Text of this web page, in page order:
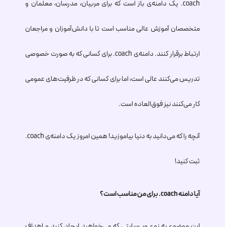
.coach یک دامنه‌ی باز است که برای مربیان، مدرسان، معلمان و
متخصصان آموزش عالی مناسب است تا با دانش‌آموزان و مراجعان
ارتباط برقرار کنند. دامنه‌ی .coachبرای کسانی که به صورت خصوصی
تدریس می‌کنند عالی است، اما برای کسانی که در ظرفیت‌های عمومی
کار می‌کنند نیز فوق‌العاده است.
آنچه را که می‌دانید به دنیا بیاموزید! همین امروز یک دامنه‌ی.coach
ثبت کنید!
آیا دامنه.coachبرای من مناسب است؟